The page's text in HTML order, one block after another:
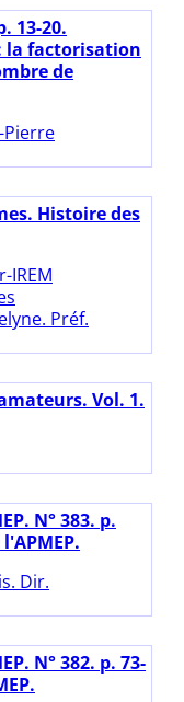
13-20.
la factorisation
de
Pierre
Histoire des
IREM
Préf.
Vol. 1.
N° 383. p.
Dir.
N° 382. p. 73-